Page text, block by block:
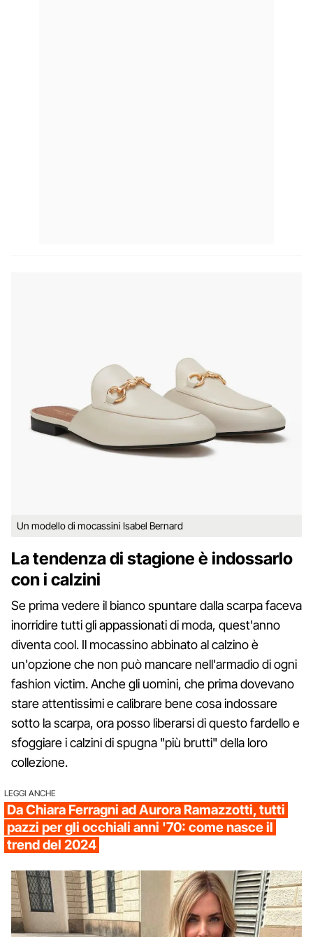
Un modello di mocassini Isabel Bernard
La tendenza di stagione è indossarlo
con i calzini
Se prima vedere il bianco spuntare dalla scarpa faceva
inorridire tutti gli appassionati di moda, quest'anno
diventa cool. Il mocassino abbinato al calzino è
un'opzione che non può mancare nell'armadio di ogni
fashion victim. Anche gli uomini, che prima dovevano
stare attentissimi e calibrare bene cosa indossare
sotto la scarpa, ora posso liberarsi di questo fardello e
sfoggiare i calzini di spugna "più brutti" della loro
collezione.
LEGGI ANCHE
Da Chiara Ferragni ad Aurora Ramazzotti, tutti
pazzi per gli occhiali anni '70: come nasce il
trend del 2024